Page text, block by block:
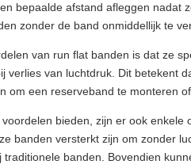
bepaalde afstand afleggen nadat
zonder de band onmiddellijk te
van run flat banden is dat ze
verlies van luchtdruk. Dit betekent
om een reserveband te monteren
bieden, zijn er ook
banden versterkt zijn om zonder
banden. Bovendien